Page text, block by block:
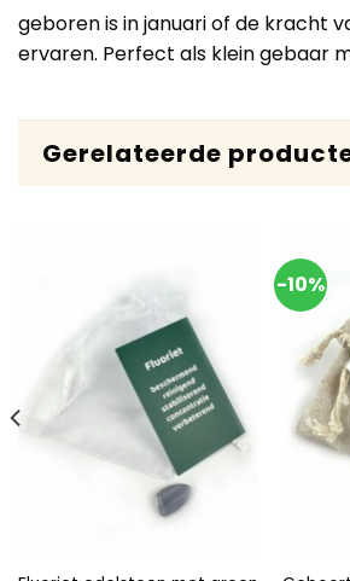
geboren is in januari of de kracht
ervaren. Perfect als klein gebaar
Gerelateerde
-10%